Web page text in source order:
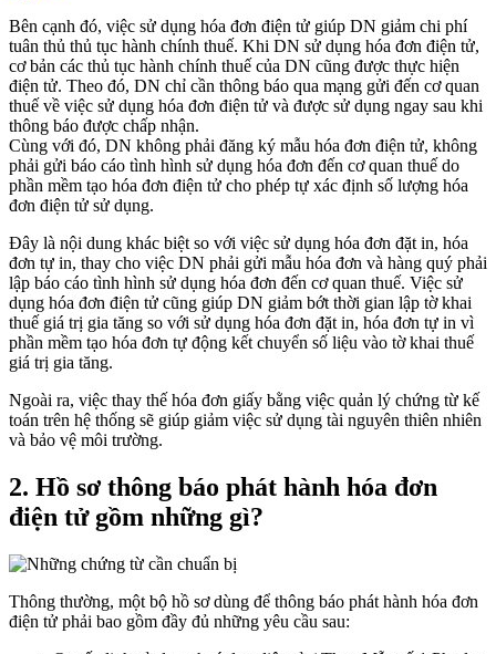
Bên cạnh đó, việc sử dụng hóa đơn điện tử giúp DN giảm chi phí
tuân thủ thủ tục hành chính thuế. Khi DN sử dụng hóa đơn điện tử,
cơ bản các thủ tục hành chính thuế của DN cũng được thực hiện
điện tử. Theo đó, DN chỉ cần thông báo qua mạng gửi đến cơ quan
thuế về việc sử dụng hóa đơn điện tử và được sử dụng ngay sau khi
thông báo được chấp nhận.
Cùng với đó, DN không phải đăng ký mẫu hóa đơn điện tử, không
phải gửi báo cáo tình hình sử dụng hóa đơn đến cơ quan thuế do
phần mềm tạo hóa đơn điện tử cho phép tự xác định số lượng hóa
đơn điện tử sử dụng.
Đây là nội dung khác biệt so với việc sử dụng hóa đơn đặt in, hóa
đơn tự in, thay cho việc DN phải gửi mẫu hóa đơn và hàng quý phải
lập báo cáo tình hình sử dụng hóa đơn đến cơ quan thuế. Việc sử
dụng hóa đơn điện tử cũng giúp DN giảm bớt thời gian lập tờ khai
thuế giá trị gia tăng so với sử dụng hóa đơn đặt in, hóa đơn tự in vì
phần mềm tạo hóa đơn tự động kết chuyển số liệu vào tờ khai thuế
giá trị gia tăng.
Ngoài ra, việc thay thế hóa đơn giấy bằng việc quản lý chứng từ kế
toán trên hệ thống sẽ giúp giảm việc sử dụng tài nguyên thiên nhiên
và bảo vệ môi trường.
2. Hồ sơ thông báo phát hành hóa đơn
điện tử gồm những gì?
Thông thường, một bộ hồ sơ dùng để thông báo phát hành hóa đơn
điện tử phải bao gồm đầy đủ những yêu cầu sau: